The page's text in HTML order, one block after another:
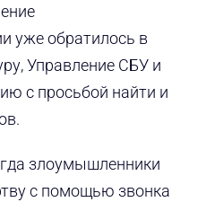
уже обратилось в
Управление СБУ и
с просьбой найти и
злоумышленники
с помощью звонка